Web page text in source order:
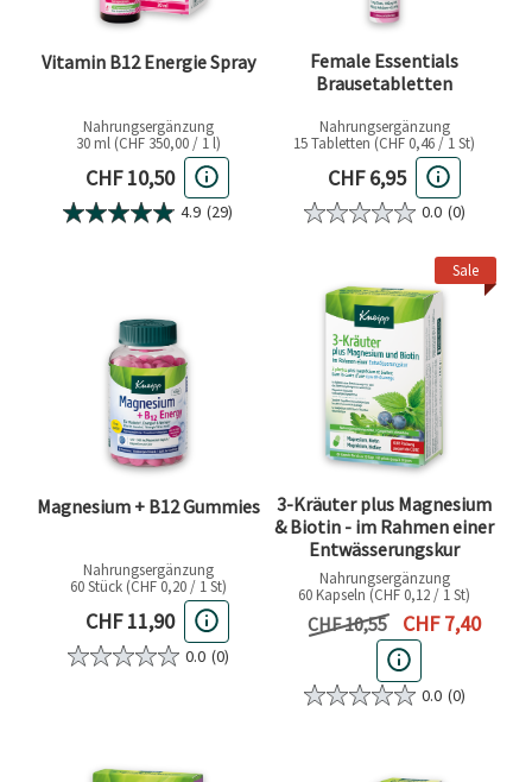
Vitamin B12 Energie Spray
Nahrungsergänzung
30 ml (CHF 350,00 / 1 l)
Aktueller Preis
CHF 10,50
4.9 (29)
Female Essentials
Brausetabletten
Nahrungsergänzung
15 Tabletten (CHF 0,46 / 1 St)
Aktueller Preis
CHF 6,95
0.0 (0)
Magnesium + B12 Gummies
Nahrungsergänzung
60 Stück (CHF 0,20 / 1 St)
Aktueller Preis
CHF 11,90
0.0 (0)
Sale
3-Kräuter plus Magnesium
& Biotin - im Rahmen einer
Entwässerungskur
Nahrungsergänzung
60 Kapseln (CHF 0,12 / 1 St)
Vorheriger Preis
CHF 10,55 Aktueller Preis
CHF 7,40
0.0 (0)